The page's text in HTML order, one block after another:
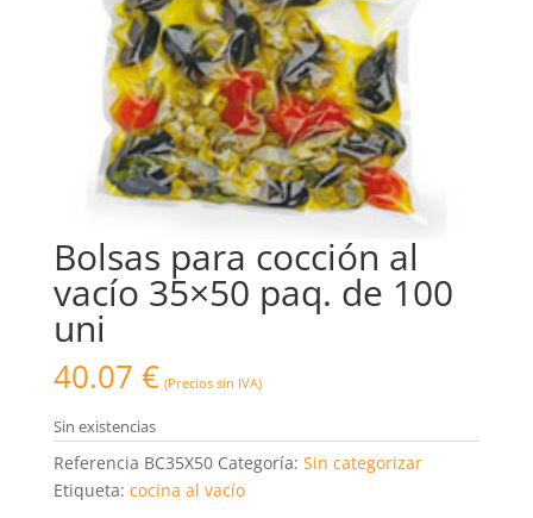
Bolsas para cocción al
vacío 35×50 paq. de 100
uni
40.07 € (Precios sin IVA)
Sin existencias
Referencia BC35X50 Categoría: Sin categorizar
Etiqueta: cocina al vacío